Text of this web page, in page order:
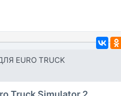
EURO TRUCK